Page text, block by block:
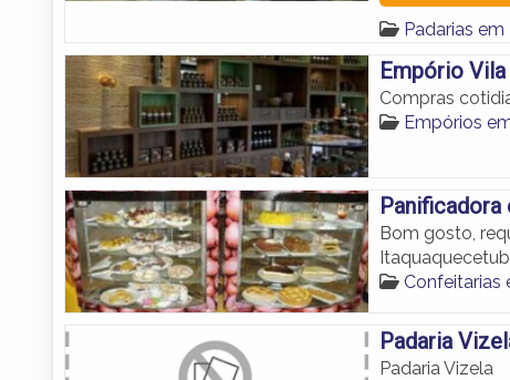
Padarias
Empório
Compras
Empórios
Panificadora
Bom gosto,
Confeitarias
Padaria
Padaria Vizela